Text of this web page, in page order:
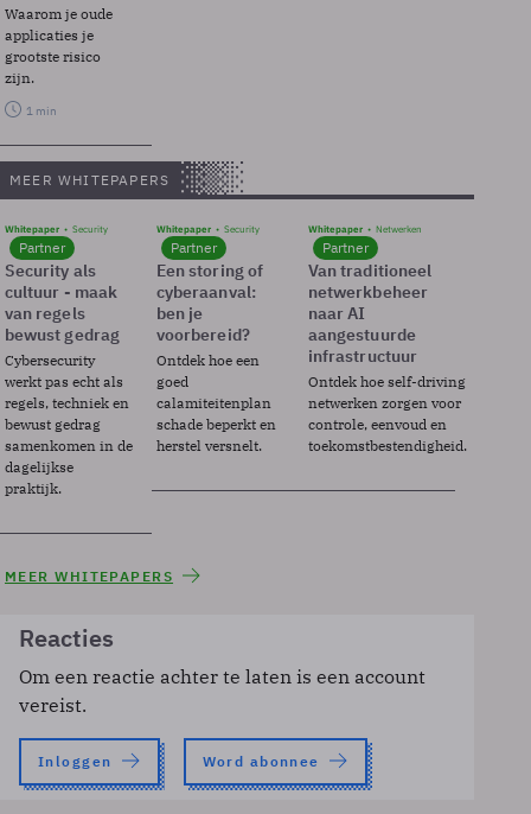
Waarom je oude
applicaties je
grootste risico
zijn.
1 min
MEER WHITEPAPERS
Whitepaper Security
Partner
Security als
cultuur - maak
van regels
bewust gedrag
Cybersecurity
werkt pas echt als
regels, techniek en
bewust gedrag
samenkomen in de
dagelijkse
praktijk.
Whitepaper Security
Partner
Een storing of
cyberaanval:
ben je
voorbereid?
Ontdek hoe een
goed
calamiteitenplan
schade beperkt en
herstel versnelt.
Whitepaper Netwerken
Partner
Van traditioneel
netwerkbeheer
naar AI
aangestuurde
infrastructuur
Ontdek hoe self-driving
netwerken zorgen voor
controle, eenvoud en
toekomstbestendigheid.
MEER WHITEPAPERS
Reacties
Om een reactie achter te laten is een account
vereist.
Inloggen Word abonnee